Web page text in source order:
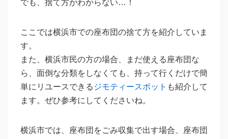
でも、捨て方がわからない…！
ここでは横浜市での座布団の捨て方を紹介していま
す。
また、横浜市民の方の場合、まだ使える座布団な
ら、面倒な分類をしなくても、持って行くだけで簡
単にリユースできる ジモティースポット も紹介して
ます。ぜひ参考にしてくださいね。
横浜市では、座布団をごみ収集で出す場合、座布団